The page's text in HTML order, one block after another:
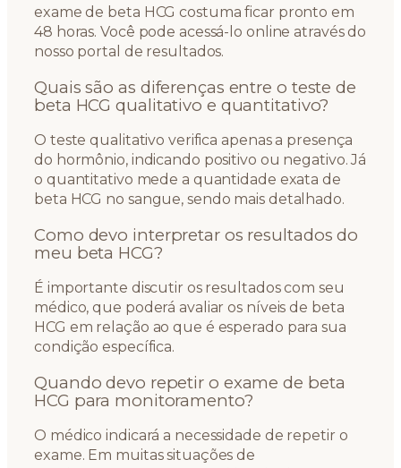
exame de beta HCG costuma ficar pronto em
48 horas. Você pode acessá-lo online através do
nosso portal de resultados.
Quais são as diferenças entre o teste de
beta HCG qualitativo e quantitativo?
O teste qualitativo verifica apenas a presença
do hormônio, indicando positivo ou negativo. Já
o quantitativo mede a quantidade exata de
beta HCG no sangue, sendo mais detalhado.
Como devo interpretar os resultados do
meu beta HCG?
É importante discutir os resultados com seu
médico, que poderá avaliar os níveis de beta
HCG em relação ao que é esperado para sua
condição específica.
Quando devo repetir o exame de beta
HCG para monitoramento?
O médico indicará a necessidade de repetir o
exame. Em muitas situações de